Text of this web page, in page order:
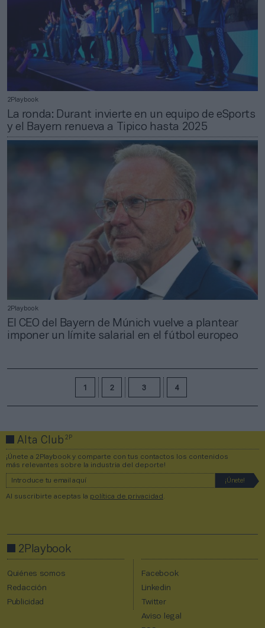
2Playbook
La ronda: Durant invierte en un equipo de eSports
y el Bayern renueva a Tipico hasta 2025
2Playbook
El CEO del Bayern de Múnich vuelve a plantear
imponer un límite salarial en el fútbol europeo
1 2 3 4
Alta Club2P
¡Únete a 2Playbook y comparte con tus contactos los contenidos
más relevantes sobre la industria del deporte!
Al suscribirte aceptas la política de privacidad
2Playbook
Quiénes somos
Redacción
Publicidad
Facebook
Linkedin
Twitter
Aviso legal